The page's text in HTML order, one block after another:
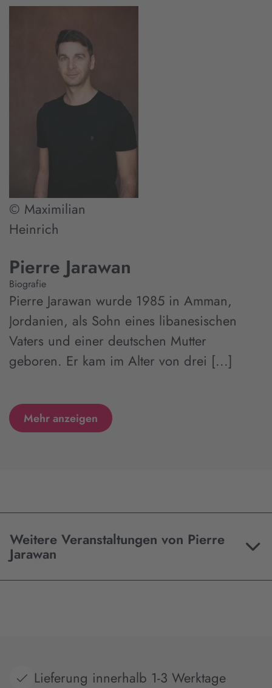
© Maximilian
Heinrich
Pierre Jarawan
Biografie
Pierre Jarawan wurde 1985 in Amman,
Jordanien, als Sohn eines libanesischen
Vaters und einer deutschen Mutter
geboren. Er kam im Alter von drei [...]
Mehr anzeigen
Weitere Veranstaltungen von Pierre
Jarawan
Lieferung innerhalb 1-3 Werktage